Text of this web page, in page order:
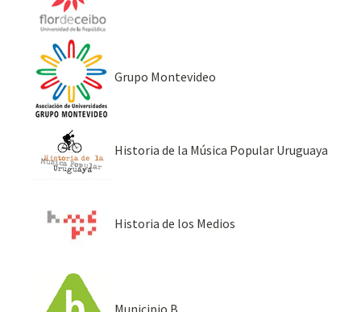
Grupo Montevideo
Historia de la Música Popular Uruguaya
Historia de los Medios